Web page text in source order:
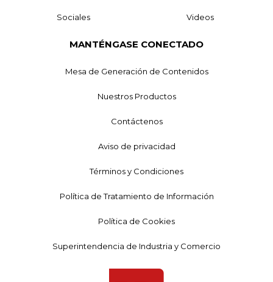
Sociales Videos
MANTÉNGASE CONECTADO
Mesa de Generación de Contenidos
Nuestros Productos
Contáctenos
Aviso de privacidad
Términos y Condiciones
Política de Tratamiento de Información
Política de Cookies
Superintendencia de Industria y Comercio